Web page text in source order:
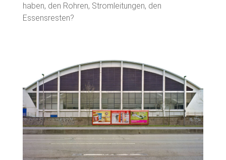
haben, den Rohren, Stromleitungen, den
Essensresten?